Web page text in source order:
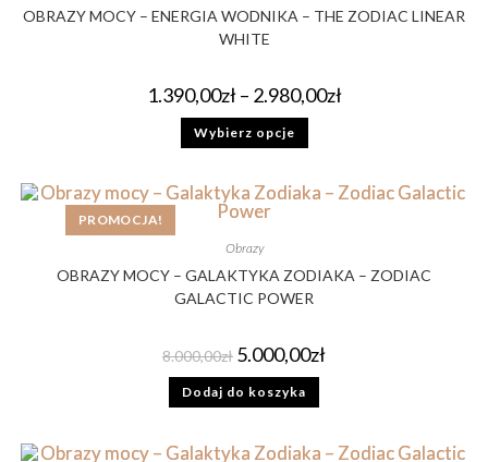
OBRAZY MOCY – ENERGIA WODNIKA – THE ZODIAC LINEAR
WHITE
1.390,00zł – 2.980,00zł
Wybierz opcje
PROMOCJA!
Obrazy
OBRAZY MOCY – GALAKTYKA ZODIAKA – ZODIAC
GALACTIC POWER
8.000,00zł 5.000,00zł
Dodaj do koszyka